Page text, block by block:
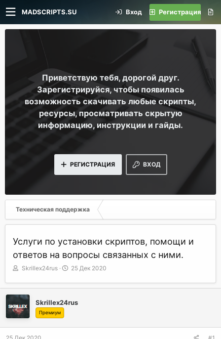
MADSCRIPTS.SU Вход Регистрация
Приветствую тебя, дорогой друг.
Зарегистрируйся, чтобы появилась
возможность скачивать любые скрипты,
ресурсы, просматривать скрытую
информацию, инструкции и гайды.
ВХОД
РЕГИСТРАЦИЯ
Техническая поддержка
Услуги по установки скриптов, помощи и
ответов на вопросы связанных с ними.
А
т
о
р
т
м
Skrillex24rus
Д
т
н
а
25 Дек 2020
Skrillex24rus
Премиум